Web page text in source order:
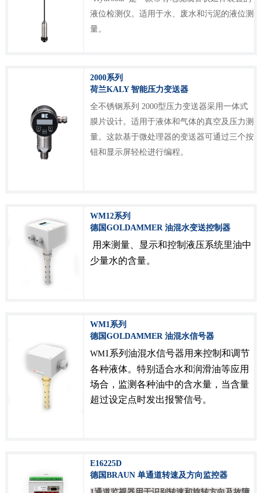
液位检测仪。适用于水、废水和污泥的液位测
量。
2000系列
荷兰KALY 智能压力变送器
全不锈钢系列 2000型压力变送器采用一体式
膜片设计。适用于液体和气体的真空及压力测
量。这款基于微处理器的变送器可通过三个按
钮和显示屏轻松进行编程。
WM12系列
德国GOLDAMMER 油混水变送控制器
用来测量、显示和控制液压系统里油中
少量水的含量。
WM1系列
德国GOLDAMMER 油混水信号器
WM1 系列油混水信号器用来控制和调节
各种液体。特别适合水和润滑油等应用
场合，监测各种油中的含水量，当含量
超过设定点时发出报警信号。
E16225D
德国BRAUN 单通道转速及方向监控器